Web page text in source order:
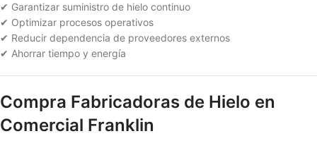
✔ Garantizar suministro de hielo continuo
✔ Optimizar procesos operativos
✔ Reducir dependencia de proveedores externos
✔ Ahorrar tiempo y energía
Compra Fabricadoras de Hielo en
Comercial Franklin